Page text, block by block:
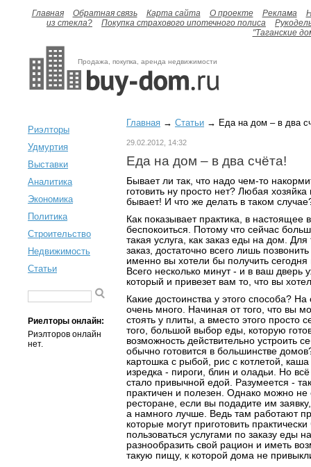
Главная Обратная связь Карта сайта О проекте Реклама
из стекла?
Покупка страхового ипотечного полиса
"Таганские
Продажа, покупка, аренда недвижимости
Риэлторы
Удмуртия
Выставки
Аналитика
Экономика
Политика
Строительство
Недвижимость
Статьи
Риелторы онлайн:
Риэлторов онлайн
нет.
Главная → Статьи → Еда на дом – в два
29.02.2012, 14:32
Еда на дом – в два счёта!
Бывает ли так, что надо чем-то
готовить ну просто нет? Любая
бывает! И что же делать в таком
Как показывает практика, в
беспокоиться. Потому что сейчас
такая услуга, как заказ еды на дом. Для
заказ, достаточно всего лишь
именно вы хотели бы получить
Всего несколько минут - и в ваш дверь
который и привезет вам то, что вы
Какие достоинства у этого способа?
очень много. Начиная от того, что вы
стоять у плиты, а вместо этого просто
того, большой выбор еды, которую
возможность действительно устроить
обычно готовится в большинстве
картошка с рыбой, рис с котлетой,
изредка - пироги, блин и оладьи. Но
стало привычной едой. Разумеется -
практичен и полезен. Однако можно не
ресторане, если вы подадите им
а намного лучше. Ведь там работают
которые могут приготовить
пользоваться услугами по заказу еды
разнообразить свой рацион и иметь
такую пищу, к которой дома не